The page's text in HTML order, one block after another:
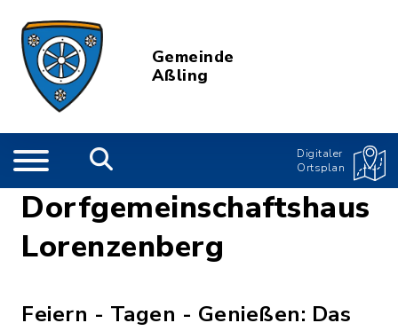
Gemeinde
Aßling
Digitaler
Ortsplan
Dorfgemeinschaftshaus
Lorenzenberg
Feiern - Tagen - Genießen: Das